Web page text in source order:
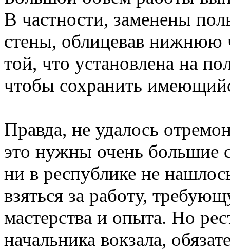
В частности, заменены
стены, облицевав нижнюю
той, что установлена на
чтобы сохранить
Правда, не удалось
это нужны очень большие
ни в республике не
взяться за работу,
мастерства и опыта. Но
начальника вокзала,